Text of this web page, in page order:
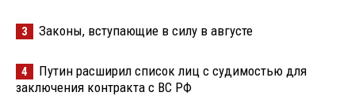
3 Законы, вступающие в силу в августе
4
Путин расширил список лиц с судимостью для
заключения контракта с ВС РФ